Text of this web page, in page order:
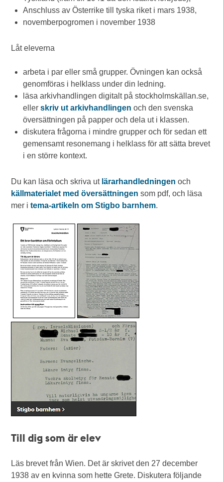
Anschluss av Österrike till tyska riket i mars 1938,
novemberpogromen i november 1938
Låt eleverna
arbeta i par eller små grupper. Övningen kan också
genomföras i helklass under din ledning.
läsa arkivhandlingen digitalt på stockholmskällan.se,
ellerskriv ut arkivhandlingen och den svenska
översättningen på papper och dela ut i klassen.
diskutera frågorna i mindre grupper och för sedan ett
gemensamt resonemang i helklass för att sätta brevet
i en större kontext.
Du kan läsa och skriva ut lärarhandledningen och
källmaterialet med översättningen som pdf, och läsa
mer itema-artikeln om Stigbo barnhem.
Till dig som är elev
Läs brevet från Wien. Det är skrivet den 27 december
1938 av en kvinna som hette Grete. Diskutera följande